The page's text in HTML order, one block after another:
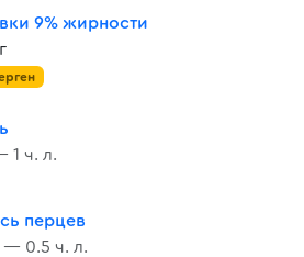
9% жирности
1 ч. л.
перцев
— 0.5 ч. л.